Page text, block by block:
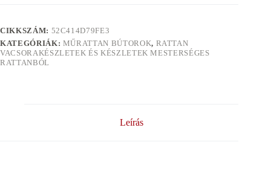
CIKKSZÁM: 52C414D79FE3
KATEGÓRIÁK: MŰRATTAN BÚTOROK, RATTAN
VACSORAKÉSZLETEK ÉS KÉSZLETEK MESTERSÉGES
RATTANBÓL
Leírás